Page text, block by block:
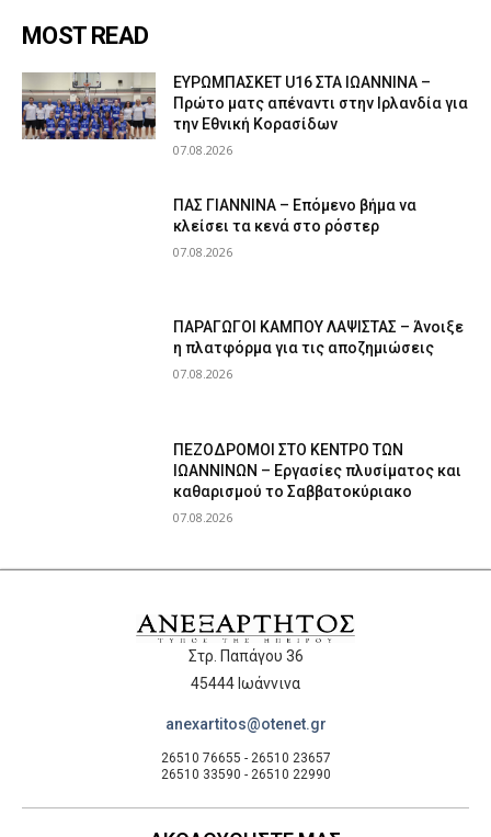
MOST READ
ΕΥΡΩΜΠΑΣΚΕΤ U16 ΣΤΑ ΙΩΑΝΝΙΝΑ –
Πρώτο ματς απέναντι στην Ιρλανδία για
την Εθνική Κορασίδων
07.08.2026
ΠΑΣ ΓΙΑΝΝΙΝΑ – Επόμενο βήμα να
κλείσει τα κενά στο ρόστερ
07.08.2026
ΠΑΡΑΓΩΓΟΙ ΚΑΜΠΟΥ ΛΑΨΙΣΤΑΣ – Άνοιξε
η πλατφόρμα για τις αποζημιώσεις
07.08.2026
ΠΕΖΟΔΡΟΜΟΙ ΣΤΟ ΚΕΝΤΡΟ ΤΩΝ
ΙΩΑΝΝΙΝΩΝ – Εργασίες πλυσίματος και
καθαρισμού το Σαββατοκύριακο
07.08.2026
Στρ. Παπάγου 36
45444 Ιωάννινα
anexartitos@otenet.gr
26510 76655 - 26510 23657
26510 33590 - 26510 22990